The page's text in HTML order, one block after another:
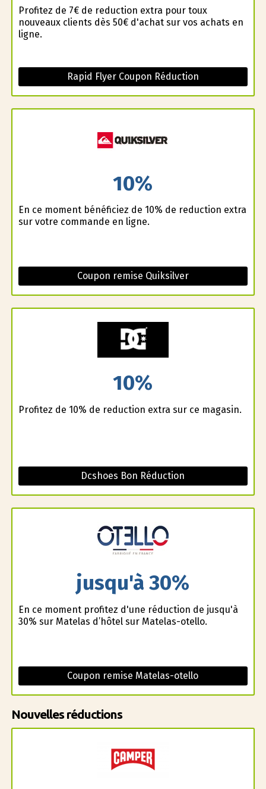
Profitez de 7€ de reduction extra pour toux
nouveaux clients dès 50€ d'achat sur vos achats en
ligne.
Rapid Flyer Coupon Réduction
10%
En ce moment bénéficiez de 10% de reduction extra
sur votre commande en ligne.
Coupon remise Quiksilver
10%
Profitez de 10% de reduction extra sur ce magasin.
Dcshoes Bon Réduction
jusqu'à 30%
En ce moment profitez d'une réduction de jusqu'à
30% sur Matelas d’hôtel sur Matelas-otello.
Coupon remise Matelas-otello
Nouvelles réductions